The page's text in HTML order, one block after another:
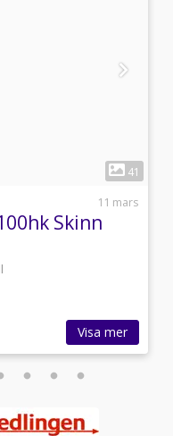
41
11 mars
Skinn
Visa mer